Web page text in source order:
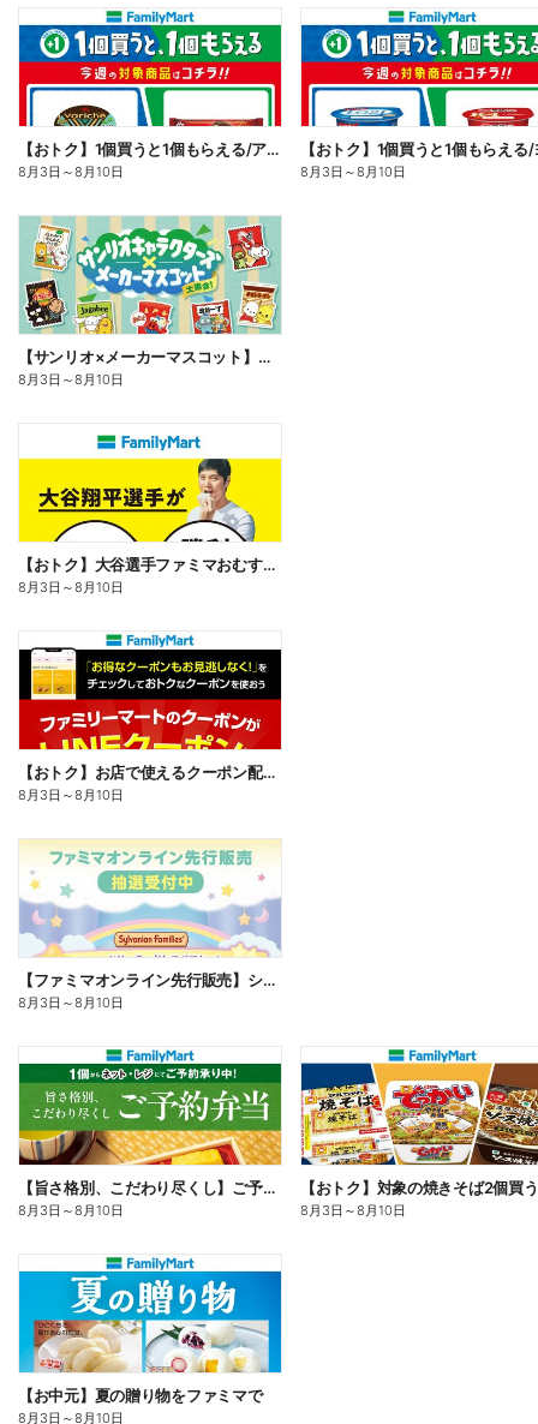
【おトク】1個買うと1個もらえる/アイス
8月3日 ～8月10日 8月3日 ～8月10日
【サンリオ×メーカーマスコット】オリジナルグッズ貰える!
8月3日 ～8月10日
【おトク】大谷選手ファミマおむすび割
8月3日 ～8月10日
【おトク】お店で使えるクーポン配信中
8月3日 ～8月10日
【ファミマオンライン先行販売】シルバニアファミリー
8月3日 ～8月10日
【旨さ格別、こだわり尽くし】ご予約弁当
8月3日 ～8月10日 8月3日 ～8月10日
【お中元】夏の贈り物をファミマで
8月3日 ～8月10日